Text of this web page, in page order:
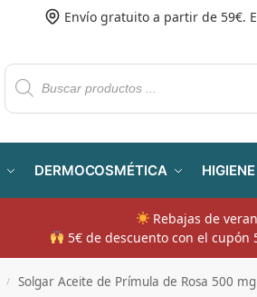
Envío gratuito a partir de 59€.
DERMOCOSMÉTICA HIGIENE
Rebajas de
5€ de descuento con el cupón
/ Solgar Aceite de Prímula de Rosa 500